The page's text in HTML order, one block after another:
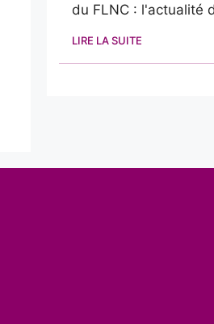
du FLNC : l'actualité
LIRE LA SUITE